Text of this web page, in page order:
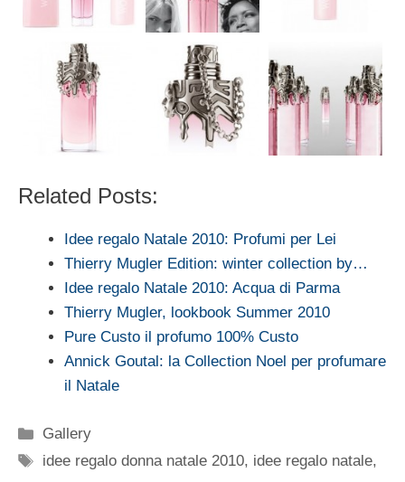
Related Posts:
Idee regalo Natale 2010: Profumi per Lei
Thierry Mugler Edition: winter collection by…
Idee regalo Natale 2010: Acqua di Parma
Thierry Mugler, lookbook Summer 2010
Pure Custo il profumo 100% Custo
Annick Goutal: la Collection Noel per profumare
il Natale
Categorie
Gallery
Tag
idee regalo donna natale 2010, idee regalo natale,